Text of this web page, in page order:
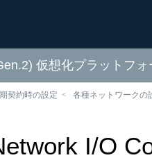
仮想化プラットフ
契約時の設定 各種ネットワークの
I/O